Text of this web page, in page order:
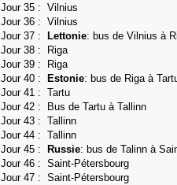
Jour 35 : Vilnius
Jour 36 : Vilnius
Jour 37 :
Lettonie: bus de Vilnius à
Jour 38 : Riga
Jour 39 :
Riga
Jour 40 :
Estonie: bus de Riga à
Jour 41 : Tartu
Jour 42 :
Bus de Tartu à Tallinn
Jour 43 : Tallinn
Jour 44 : Tallinn
Jour 45 :
Russie: bus de Talinn à
Jour 46 : Saint-Pétersbourg
Jour 47 : Saint-Pétersbourg